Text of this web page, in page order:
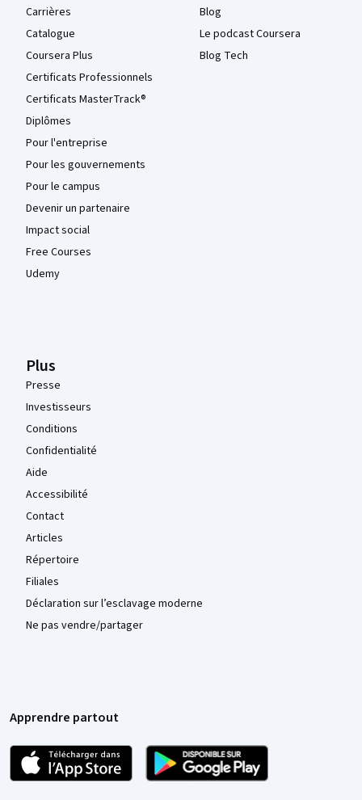
Carrières
Catalogue
Coursera Plus
Certificats Professionnels
Certificats MasterTrack®
Diplômes
Pour l'entreprise
Pour les gouvernements
Pour le campus
Devenir un partenaire
Impact social
Free Courses
Udemy
Blog
Le podcast Coursera
Blog Tech
Plus
Presse
Investisseurs
Conditions
Confidentialité
Aide
Accessibilité
Contact
Articles
Répertoire
Filiales
Déclaration sur l’esclavage moderne
Ne pas vendre/partager
Apprendre partout